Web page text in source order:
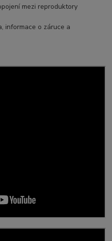
mezi reproduktory
informace o záruce a